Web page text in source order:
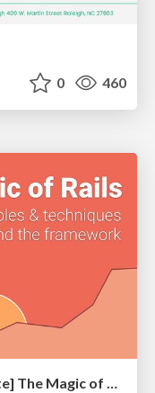
0 460
[RailsConf 2023 Opening Keynote] The Magic of Rails